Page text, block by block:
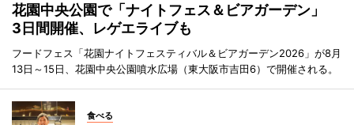
花園中央公園で「ナイトフェス＆ビアガーデン」
3日間開催、レゲエライブも
フードフェス「花園ナイトフェスティバル＆ビアガーデン2026」が8月
13日～15日、花園中央公園噴水広場（東大阪市吉田6）で開催される。
食べる